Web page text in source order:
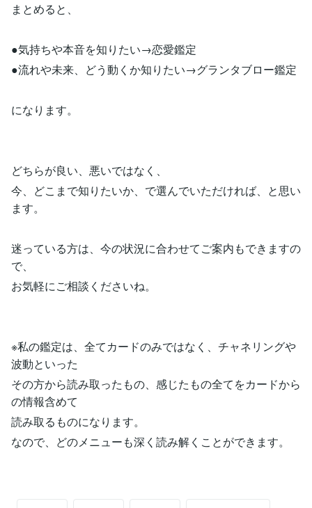
まとめると、
●気持ちや本音を知りたい→恋愛鑑定
●流れや未来、どう動くか知りたい→グランタブロー鑑定
になります。
どちらが良い、悪いではなく、
今、どこまで知りたいか、で選んでいただければ、と思い
ます。
迷っている方は、今の状況に合わせてご案内もできますの
で、
お気軽にご相談くださいね。
※私の鑑定は、全てカードのみではなく、チャネリングや
波動といった
その方から読み取ったもの、感じたもの全てをカードから
の情報含めて
読み取るものになります。
なので、どのメニューも深く読み解くことができます。